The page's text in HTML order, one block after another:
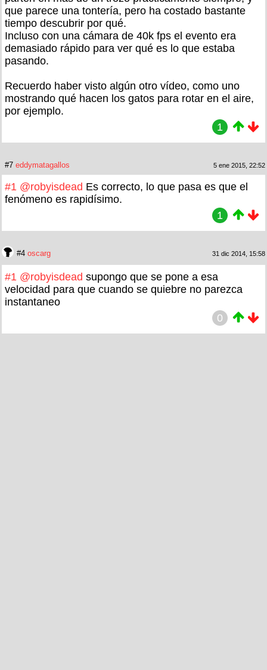
que parece una tontería, pero ha costado bastante
tiempo descubrir por qué.
Incluso con una cámara de 40k fps el evento era
demasiado rápido para ver qué es lo que estaba
pasando.
Recuerdo haber visto algún otro vídeo, como uno
mostrando qué hacen los gatos para rotar en el aire,
por ejemplo.
1
#7 eddymatagallos 5 ene 2015, 22:52
#1 @robyisdead Es correcto, lo que pasa es que el
fenómeno es rapidísimo.
1
#4 oscarg 31 dic 2014, 15:58
#1 @robyisdead supongo que se pone a esa
velocidad para que cuando se quiebre no parezca
instantaneo
0